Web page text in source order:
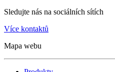
Sledujte nás na sociálních sítích
Více kontaktů
Mapa webu